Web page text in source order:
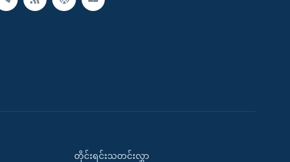
တိုင်းရင်းသတင်းလွှာ